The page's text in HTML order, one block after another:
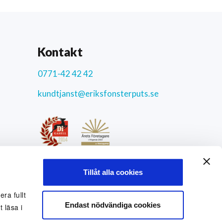
fullt
läsa i
Tillåt alla cookies
Endast nödvändiga cookies
Kontakt
0771-42 42 42
kundtjanst@eriksfonsterputs.se
Sociala medier